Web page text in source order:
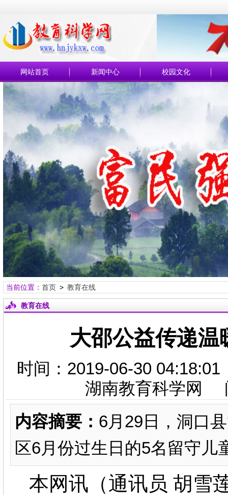
网站首页 新闻中心 校园文化
当前位置： 首页> 教育在线
教育在线
大邵公益传递温
时间：2019-06-30
湖南教育科学网
内容摘要： 6月29日，洞口
区6月份过生日的5名留守儿
本网讯（通讯员 胡雪